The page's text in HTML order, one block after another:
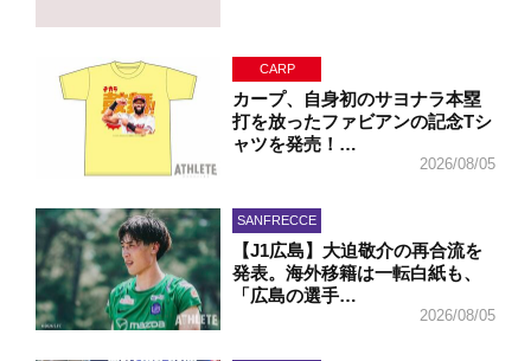
CARP
カープ、自身初のサヨナラ本塁
打を放ったファビアンの記念Tシ
ャツを発売！…
2026/08/05
SANFRECCE
【J1広島】大迫敬介の再合流を
発表。海外移籍は一転白紙も、
「広島の選手…
2026/08/05